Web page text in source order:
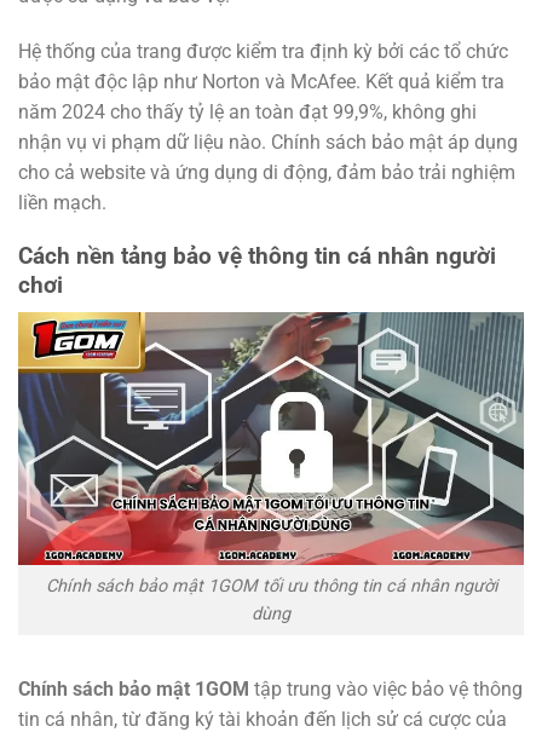
Hệ thống của trang được kiểm tra định kỳ bởi các tổ chức
bảo mật độc lập như Norton và McAfee. Kết quả kiểm tra
năm 2024 cho thấy tỷ lệ an toàn đạt 99,9%, không ghi
nhận vụ vi phạm dữ liệu nào. Chính sách bảo mật áp dụng
cho cả website và ứng dụng di động, đảm bảo trải nghiệm
liền mạch.
Cách nền tảng bảo vệ thông tin cá nhân người
chơi
Chính sách bảo mật 1GOM tối ưu thông tin cá nhân người
dùng
Chính sách bảo mật 1GOM tập trung vào việc bảo vệ thông
tin cá nhân, từ đăng ký tài khoản đến lịch sử cá cược của